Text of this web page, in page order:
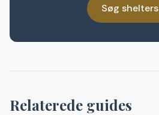
Søg shelters
Relaterede guides